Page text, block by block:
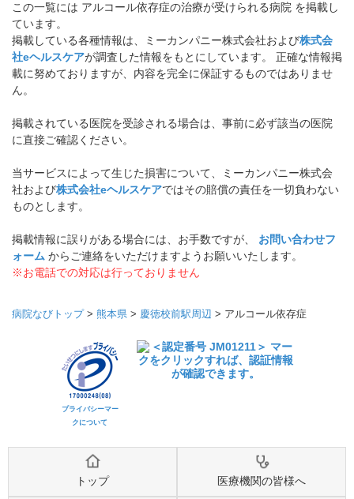
この一覧には アルコール依存症の治療が受けられる病院 を掲載し
ています。
掲載している各種情報は、ミーカンパニー株式会社および株式会
社eヘルスケアが調査した情報をもとにしています。 正確な情報掲
載に努めておりますが、内容を完全に保証するものではありませ
ん。
掲載されている医院を受診される場合は、事前に必ず該当の医院
に直接ご確認ください。
当サービスによって生じた損害について、ミーカンパニー株式会
社および株式会社eヘルスケアではその賠償の責任を一切負わない
ものとします。
掲載情報に誤りがある場合には、お手数ですが、 お問い合わせフ
ォーム からご連絡をいただけますようお願いいたします。
※お電話での対応は行っておりません
病院なびトップ> 熊本県 > 慶徳校前駅周辺 > アルコール依存症
プライバシーマー
クについて
トップ 医療機関の皆様へ